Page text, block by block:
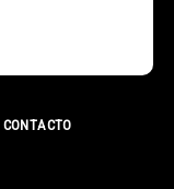
CONTACTO